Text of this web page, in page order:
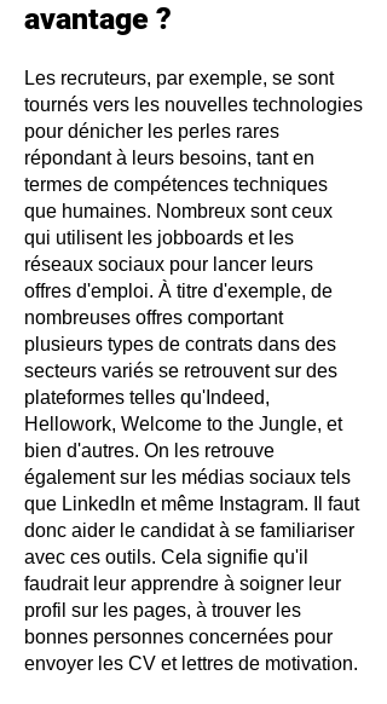
avantage ?
​Les recruteurs, par exemple, se sont
tournés vers les nouvelles technologies
pour dénicher les perles rares
répondant à leurs besoins, tant en
termes de compétences techniques
que humaines. Nombreux sont ceux
qui utilisent les jobboards et les
réseaux sociaux pour lancer leurs
offres d'emploi. À titre d'exemple, de
nombreuses offres comportant
plusieurs types de contrats dans des
secteurs variés se retrouvent sur des
plateformes telles qu'Indeed,
Hellowork, Welcome to the Jungle, et
bien d'autres. On les retrouve
également sur les médias sociaux tels
que LinkedIn et même Instagram. Il faut
donc aider le candidat à se familiariser
avec ces outils. Cela signifie qu'il
faudrait leur apprendre à soigner leur
profil sur les pages, à trouver les
bonnes personnes concernées pour
envoyer les CV et lettres de motivation.